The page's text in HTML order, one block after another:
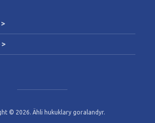
>
© 2026. Ähli hukuklary goralandyr.